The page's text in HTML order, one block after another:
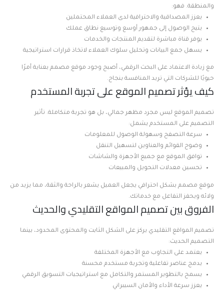
والمنطقة. فهو:
يعزز المصداقية والاحترافية لدى العملاء المحتملين
يتيح الوصول إلى جمهور أوسع وتوسيع نطاق عملك
يوفر قناة مباشرة لتقديم المنتجات والخدمات
يسهل جمع البيانات وتحليل سلوك العملاء لاتخاذ قرارات استراتيجية
مع زيادة الاعتماد على البحث الرقمي، أصبح وجود موقع مصمم بعناية أمرًا
حيويًا للشركات التي تريد المنافسة بنجاح.
كيف يؤثر تصميم الموقع على تجربة المستخدم
تصميم الموقع ليس مجرد مظهر جمالي، بل هو تجربة متكاملة. تأثير
التصميم على المستخدم يشمل:
سرعة التصفح وسهولة الوصول للمعلومات
وضوح القوائم والعناوين لتسهيل التنقل
توافق الموقع مع جميع الأجهزة والشاشات
تحسين معدلات التحويل والمبيعات
موقع مصمم بشكل احترافي يجعل العميل يشعر بالراحة والثقة، مما يزيد من
ولائه ويحفز التفاعل مع خدماتك.
الفروق بين تصميم المواقع التقليدي والحديث
تصميم المواقع التقليدي يركز على الشكل الثابت والمحتوى المحدود، بينما
التصميم الحديث:
يعتمد على التجاوب مع الأجهزة المختلفة
يدمج عناصر تفاعلية وتجربة مستخدم محسنة
يسمح بالتطوير المستمر والتكامل مع استراتيجيات التسويق الرقمي
يعزز سرعة الأداء والأمان السيبراني